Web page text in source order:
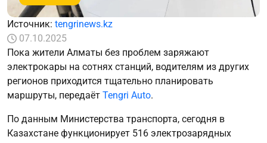
Источник: tengrinews.kz
07.10.2025
Пока жители Алматы без проблем заряжают
электрокары на сотнях станций, водителям из других
регионов приходится тщательно планировать
маршруты, передаёт Tengri Auto.
По данным Министерства транспорта, сегодня в
Казахстане функционирует 516 электрозарядных